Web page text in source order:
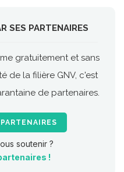
SES PARTENAIRES
gratuitement et sans
de la filière GNV, c'est
de partenaires.
soutenir ?
!